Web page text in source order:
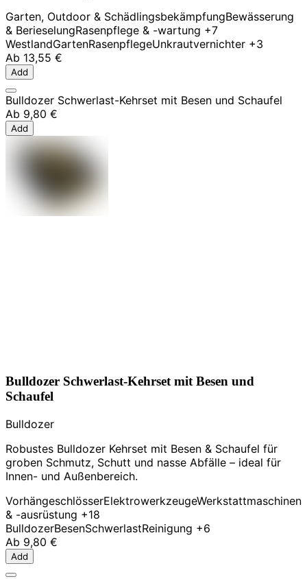
Garten, Outdoor & SchädlingsbekämpfungBewässerung
& BerieselungRasenpflege & -wartung +7
WestlandGartenRasenpflegeUnkrautvernichter +3
Ab 13,55 €
Add
Bulldozer Schwerlast-Kehrset mit Besen und Schaufel
Ab 9,80 €
Add
Bulldozer Schwerlast-Kehrset mit Besen und
Schaufel
Bulldozer
Robustes Bulldozer Kehrset mit Besen & Schaufel für
groben Schmutz, Schutt und nasse Abfälle – ideal für
Innen- und Außenbereich.
VorhängeschlösserElektrowerkzeugeWerkstattmaschinen
& -ausrüstung +18
BulldozerBesenSchwerlastReinigung +6
Ab 9,80 €
Add